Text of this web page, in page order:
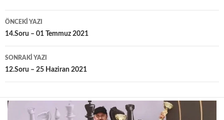
Yazı
dolaşımı
ÖNCEKI YAZI
14.Soru – 01 Temmuz 2021
SONRAKI YAZI
12.Soru – 25 Haziran 2021